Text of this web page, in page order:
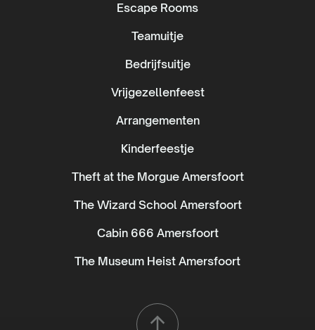
Escape Rooms
Teamuitje
Bedrijfsuitje
Vrijgezellenfeest
Arrangementen
Kinderfeestje
Theft at the Morgue Amersfoort
The Wizard School Amersfoort
Cabin 666 Amersfoort
The Museum Heist Amersfoort